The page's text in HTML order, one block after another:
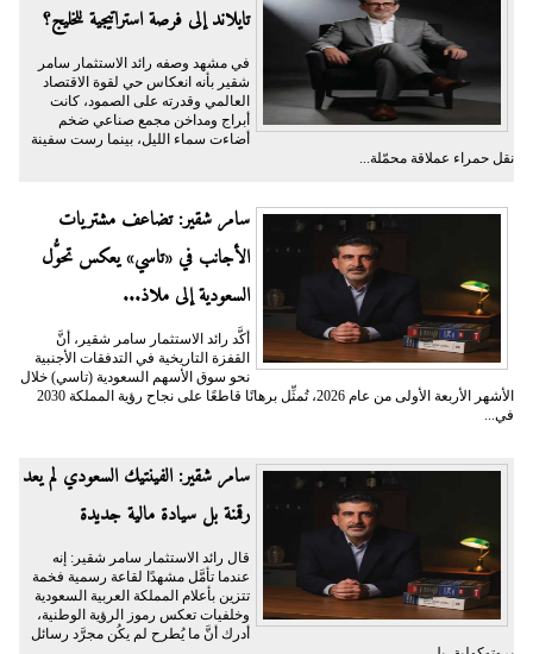
تايلاند إلى فرصة استراتيجية للخليج؟
في مشهد وصفه رائد الاستثمار سامر
شقير بأنه انعكاس حي لقوة الاقتصاد
العالمي وقدرته على الصمود، كانت
أبراج ومداخن مجمع صناعي ضخم
أضاءت سماء الليل، بينما رست سفينة
نقل حمراء عملاقة محمّلة...
سامر شقير: تضاعف مشتريات
الأجانب في «تاسي» يعكس تحوُّل
السعودية إلى ملاذ...
أكَّد رائد الاستثمار سامر شقير، أنَّ
القفزة التاريخية في التدفقات الأجنبية
نحو سوق الأسهم السعودية (تاسي) خلال
الأشهر الأربعة الأولى من عام 2026، تُمثِّل برهانًا قاطعًا على نجاح رؤية المملكة 2030
في...
سامر شقير: الفينتيك السعودي لم يعد
رقمنة بل سيادة مالية جديدة
قال رائد الاستثمار سامر شقير: إنه
عندما تأمَّل مشهدًا لقاعة رسمية فخمة
تتزين بأعلام المملكة العربية السعودية
وخلفيات تعكس رموز الرؤية الوطنية،
أدرك أنَّ ما يُطرح لم يكُن مجرَّد رسائل